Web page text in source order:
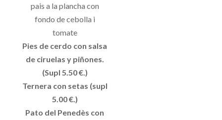
pais a la plancha con
fondo de cebolla i
tomate
Pies de cerdo con salsa
de ciruelas y piñones.
(Supl 5.50 €.)
Ternera con setas (supl
5.00 €.)
Pato del Penedès con